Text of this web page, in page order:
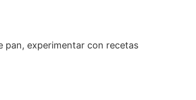
pan, experimentar con recetas